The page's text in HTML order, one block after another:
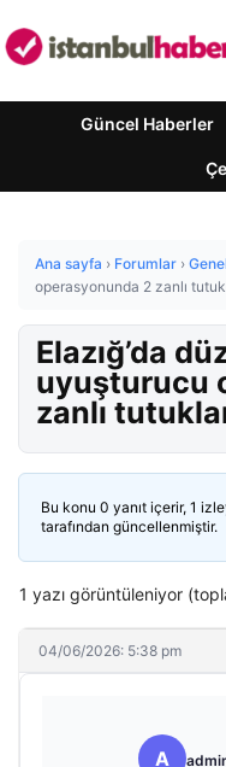
Güncel Haberler
Ana sayfa › Forumlar ›
operasyonunda 2 zanlı
Elazığ’da
uyuşturucu
zanlı
Bu konu 0 yanıt içerir, 1
tarafından güncellenmiştir.
1 yazı görüntüleniyor
04/06/2026: 5:38 pm
A